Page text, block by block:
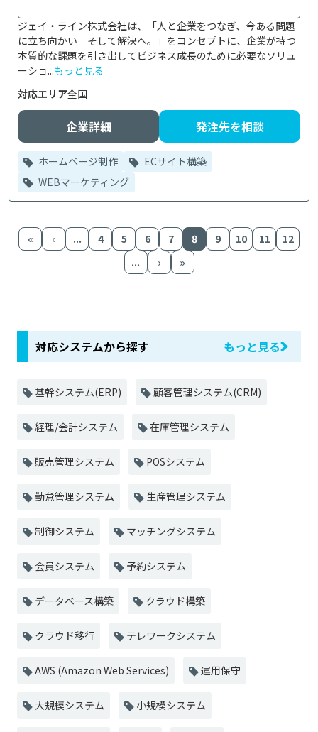
ジェイ・ライン株式会社は、「人と企業をつなぎ、今ある問題
に立ち向かい　そして解決へ。」をコンセプトに、企業が持つ
本質的な課題を引き出してビジネス成長のために必要なソリュ
ーショ...もっと見る
対応エリア全国
企業詳細 発注先を相談
ホームページ制作
ECサイト構築
WEBマーケティング
« ‹ ... 4 5 6 7 8 9 10 11
12
...
› »
対応システムから探す もっと見る
基幹システム(ERP) 顧客管理システム(CRM)
経理/会計システム 在庫管理システム
販売管理システム POSシステム
勤怠管理システム 生産管理システム
制御システム マッチングシステム
会員システム 予約システム
データベース構築 クラウド構築
クラウド移行 テレワークシステム
AWS (Amazon Web Services) 運用保守
大規模システム 小規模システム